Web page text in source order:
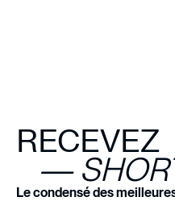
RECEVEZ
—
Le condensé des